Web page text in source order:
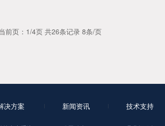
前页：1/4页 共26条记录 8条/页
决方案 新闻资讯 技术支持